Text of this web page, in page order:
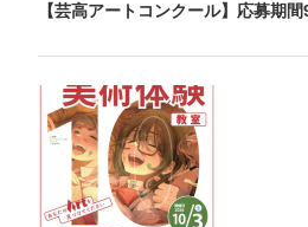
【芸高アートコンクール】応募期